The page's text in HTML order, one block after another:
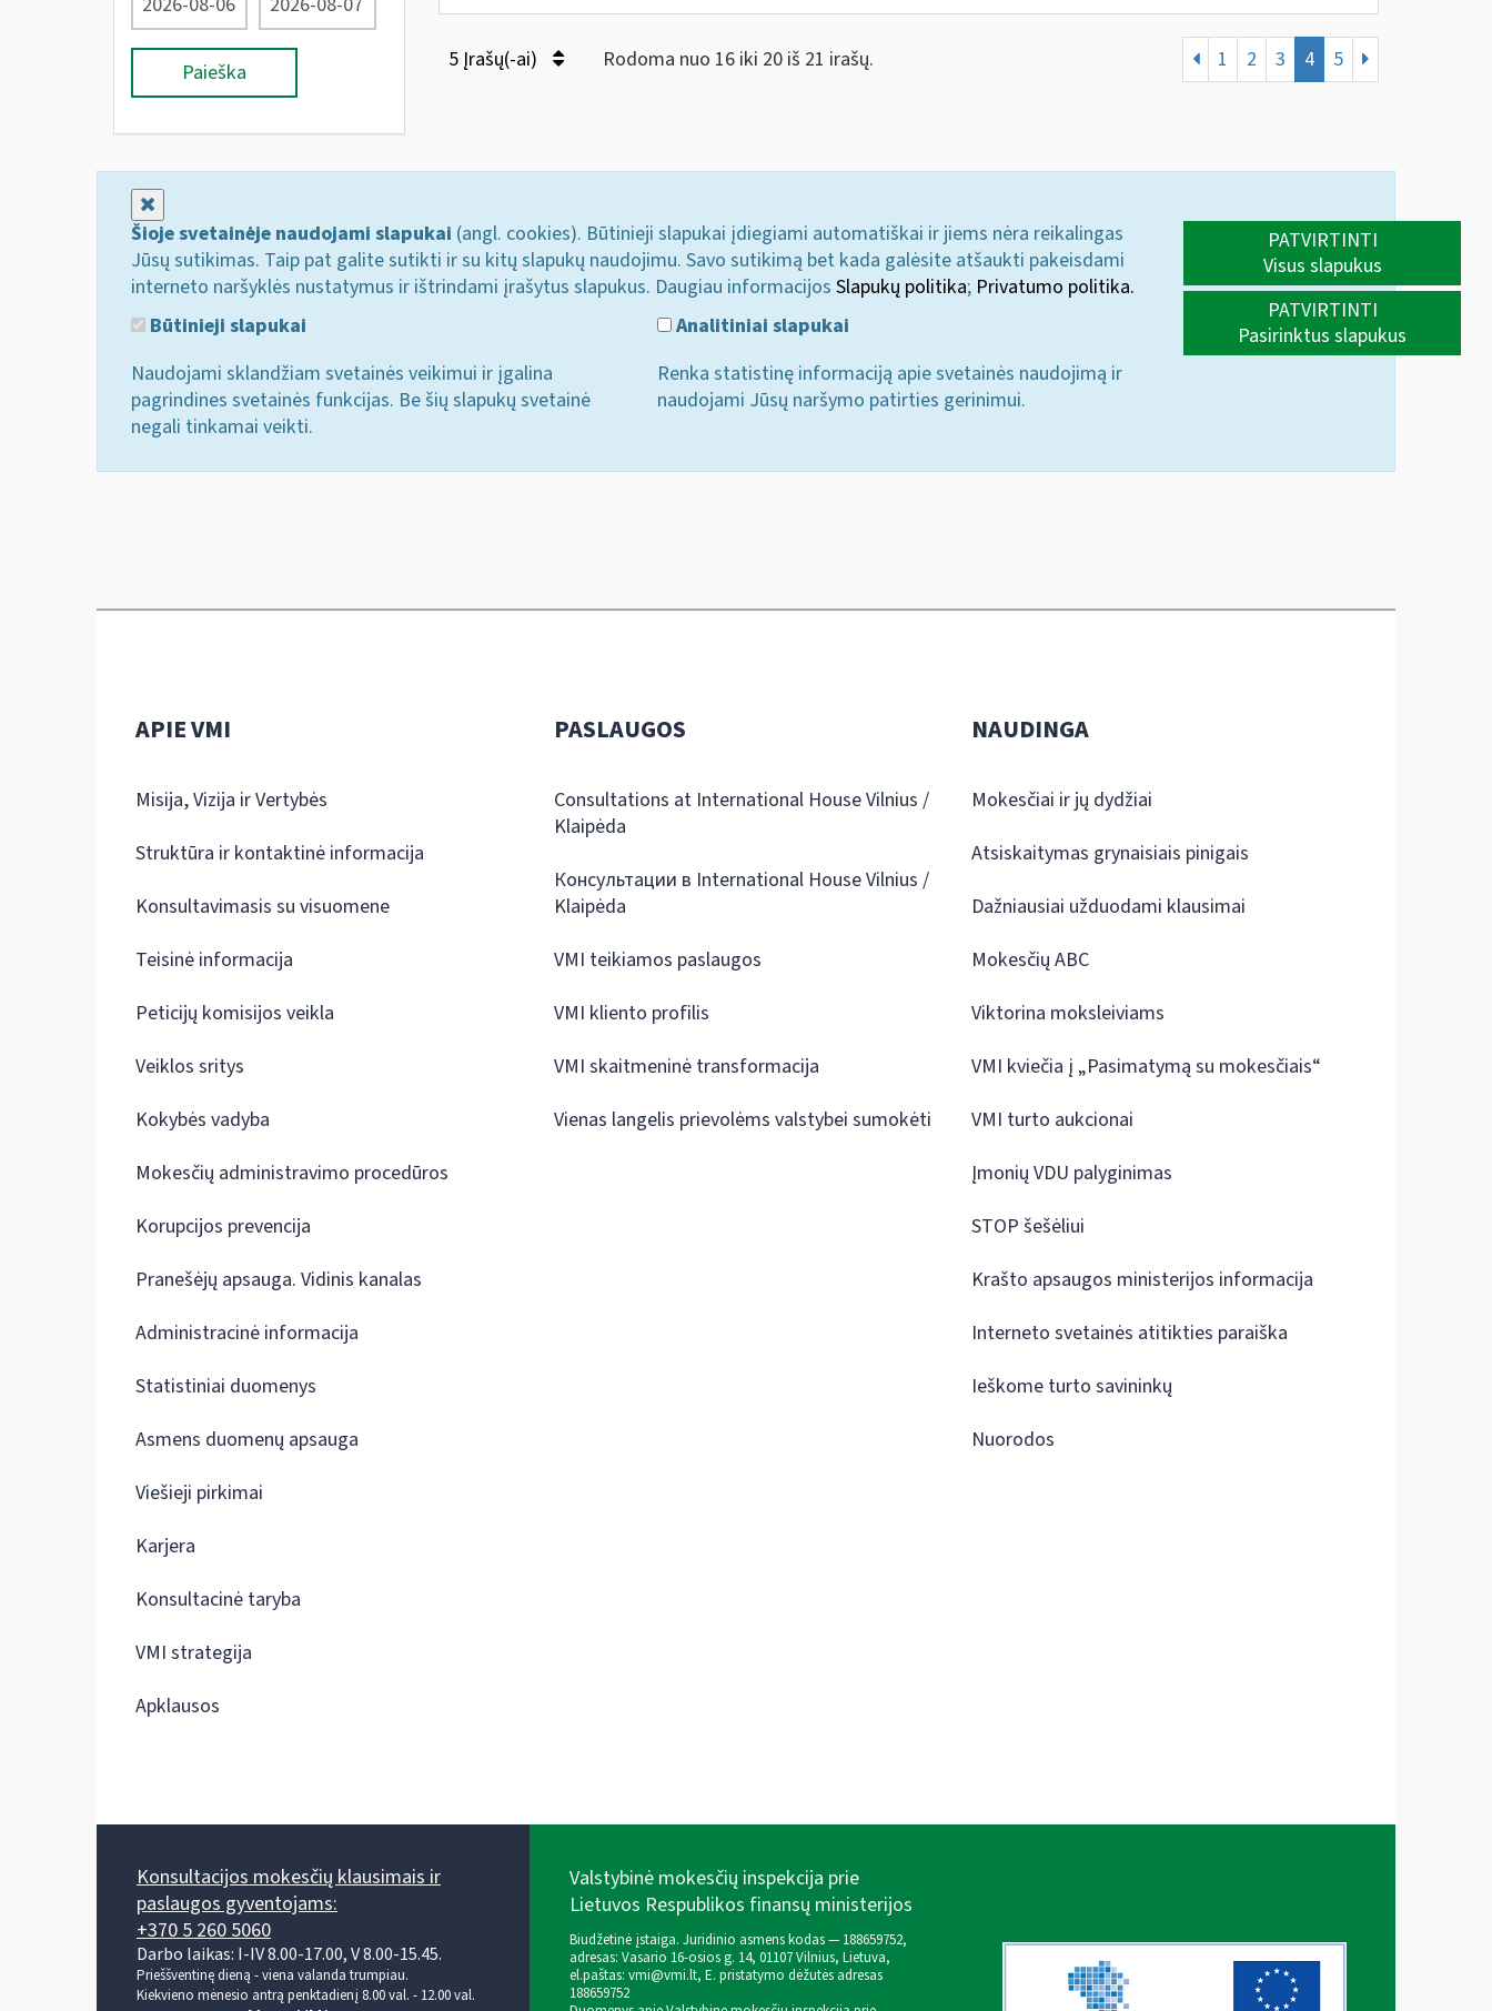
Paieška 5 Įrašų(-ai) Rodoma nuo 16 iki 20 iš 21 irašų. 1 2 3 4 5
Šioje svetainėje naudojami slapukai (angl. cookies). Būtinieji slapukai įdiegiami automatiškai ir jiems nėra reikalingas
Jūsų sutikimas. Taip pat galite sutikti ir su kitų slapukų naudojimu. Savo sutikimą bet kada galėsite atšaukti pakeisdami
interneto naršyklės nustatymus ir ištrindami įrašytus slapukus. Daugiau informacijos Slapukų politika; Privatumo politika.
Būtinieji slapukai
Naudojami sklandžiam svetainės veikimui ir įgalina
pagrindines svetainės funkcijas. Be šių slapukų svetainė
negali tinkamai veikti.
Analitiniai slapukai
Renka statistinę informaciją apie svetainės naudojimą ir
naudojami Jūsų naršymo patirties gerinimui.
PATVIRTINTI
Visus slapukus
PATVIRTINTI
Pasirinktus slapukus
APIE VMI
Misija, Vizija ir Vertybės
Struktūra ir kontaktinė informacija
Konsultavimasis su visuomene
Teisinė informacija
Peticijų komisijos veikla
Veiklos sritys
Kokybės vadyba
Mokesčių administravimo procedūros
Korupcijos prevencija
Pranešėjų apsauga. Vidinis kanalas
Administracinė informacija
Statistiniai duomenys
Asmens duomenų apsauga
Viešieji pirkimai
Karjera
Konsultacinė taryba
VMI strategija
Apklausos
PASLAUGOS
Consultations at International House Vilnius /
Klaipėda
Консультации в International House Vilnius /
Klaipėda
VMI teikiamos paslaugos
VMI kliento profilis
VMI skaitmeninė transformacija
Vienas langelis prievolėms valstybei sumokėti
NAUDINGA
Mokesčiai ir jų dydžiai
Atsiskaitymas grynaisiais pinigais
Dažniausiai užduodami klausimai
Mokesčių ABC
Viktorina moksleiviams
VMI kviečia į „Pasimatymą su mokesčiais“
VMI turto aukcionai
Įmonių VDU palyginimas
STOP šešėliui
Krašto apsaugos ministerijos informacija
Interneto svetainės atitikties paraiška
Ieškome turto savininkų
Nuorodos
Konsultacijos mokesčių klausimais ir
paslaugos gyventojams:
+370 5 260 5060
Darbo laikas: I-IV 8.00-17.00, V 8.00-15.45.
Prieššventinę dieną - viena valanda trumpiau.
Kiekvieno mėnesio antrą penktadienį 8.00 val. - 12.00 val.
Valstybinė mokesčių inspekcija prie
Lietuvos Respublikos finansų ministerijos
Biudžetinė įstaiga. Juridinio asmens kodas — 188659752,
adresas: Vasario 16-osios g. 14, 01107 Vilnius, Lietuva,
el.paštas: vmi@vmi.lt, E. pristatymo dėžutės adresas
188659752